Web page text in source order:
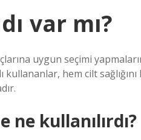
var mı?
uygun seçimi
hem cilt
ne kullanılırdı?